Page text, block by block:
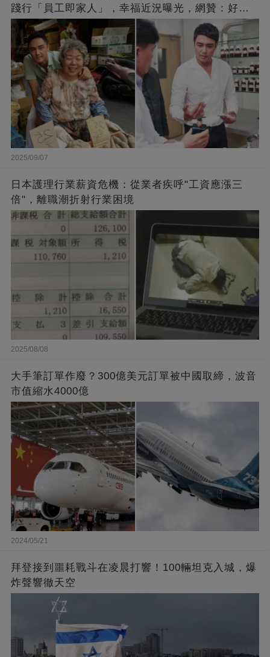
踐行「員工即家人」，幸福近況曝光，網贊：好老
闆的福報
2025/09/07
日本護理行業薪資危機：從業者疾呼"工資應漲三
倍"，離職潮折射行業困境
2025/08/08
大手筆訂單作廢？300億美元訂單被中國取締，波音
市值縮水4000億
2024/05/21
拜登接到噩耗戰斗在凌晨打響！100輛坦克入城，爆
炸聲響徹天空